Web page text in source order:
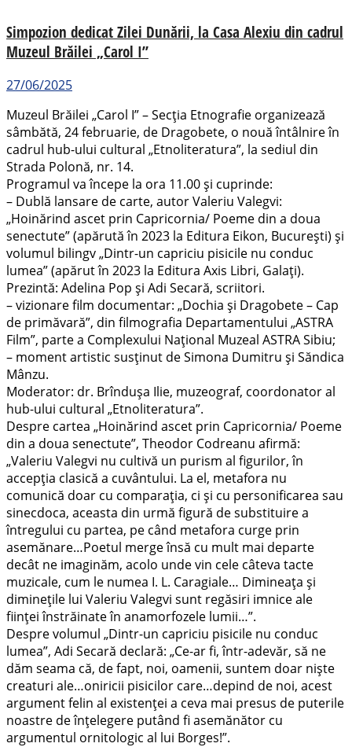
Simpozion dedicat Zilei Dunării, la Casa Alexiu din cadrul
Muzeul Brăilei „Carol I”
27/06/2025
Muzeul Brăilei „Carol I” – Secția Etnografie organizează
sâmbătă, 24 februarie, de Dragobete, o nouă întâlnire în
cadrul hub-ului cultural „Etnoliteratura”, la sediul din
Strada Polonă, nr. 14.
Programul va începe la ora 11.00 și cuprinde:
– Dublă lansare de carte, autor Valeriu Valegvi:
„Hoinărind ascet prin Capricornia/ Poeme din a doua
senectute” (apărută în 2023 la Editura Eikon, București) și
volumul bilingv „Dintr-un capriciu pisicile nu conduc
lumea” (apărut în 2023 la Editura Axis Libri, Galați).
Prezintă: Adelina Pop și Adi Secară, scriitori.
– vizionare film documentar: „Dochia și Dragobete – Cap
de primăvară”, din filmografia Departamentului „ASTRA
Film”, parte a Complexului Național Muzeal ASTRA Sibiu;
– moment artistic susținut de Simona Dumitru și Săndica
Mânzu.
Moderator: dr. Brîndușa Ilie, muzeograf, coordonator al
hub-ului cultural „Etnoliteratura”.
Despre cartea „Hoinărind ascet prin Capricornia/ Poeme
din a doua senectute”, Theodor Codreanu afirmă:
„Valeriu Valegvi nu cultivă un purism al figurilor, în
accepția clasică a cuvântului. La el, metafora nu
comunică doar cu comparația, ci și cu personificarea sau
sinecdoca, aceasta din urmă figură de substituire a
întregului cu partea, pe când metafora curge prin
asemănare…Poetul merge însă cu mult mai departe
decât ne imaginăm, acolo unde vin cele câteva tacte
muzicale, cum le numea I. L. Caragiale… Dimineața și
diminețile lui Valeriu Valegvi sunt regăsiri imnice ale
ființei înstrăinate în anamorfozele lumii…”.
Despre volumul „Dintr-un capriciu pisicile nu conduc
lumea”, Adi Secară declară: „Ce-ar fi, într-adevăr, să ne
dăm seama că, de fapt, noi, oamenii, suntem doar niște
creaturi ale…oniricii pisicilor care…depind de noi, acest
argument felin al existenței a ceva mai presus de puterile
noastre de înțelegere putând fi asemănător cu
argumentul ornitologic al lui Borges!”.